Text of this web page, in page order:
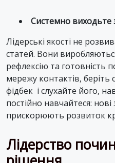
Системно виходьте
Лідерські якості не
статей. Вони
рефлексію та готовність
мережу контактів, беріть
фідбек і слухайте його,
постійно навчайтеся:
прискорюють розвиток
Лідерство